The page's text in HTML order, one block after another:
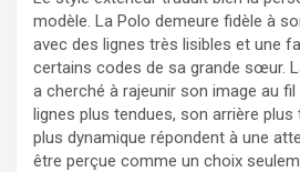
modèle. La Polo demeure fidèle à
avec des lignes très lisibles et une
certains codes de sa grande sœur.
a cherché à rajeunir son image au
lignes plus tendues, son arrière
plus dynamique répondent à une
être perçue comme un choix